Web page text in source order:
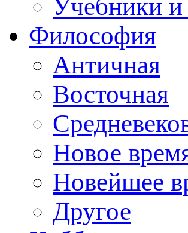
Учебники и
Философия
Античная
Восточная
Новое
Новейшее
Другое